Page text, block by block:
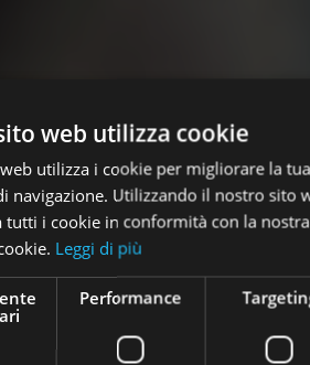
web utilizza cookie
utilizza i cookie per migliorare la tua
navigazione. Utilizzando il nostro sito
tutti i cookie in conformità con la nostra
Leggi di più
Performance